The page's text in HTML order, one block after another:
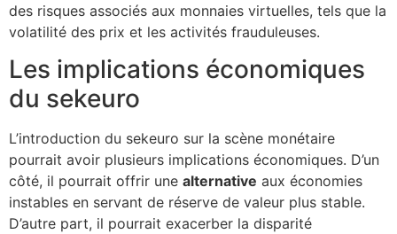
des risques associés aux monnaies virtuelles, tels que la
volatilité des prix et les activités frauduleuses.
Les implications économiques
du sekeuro
L’introduction du sekeuro sur la scène monétaire
pourrait avoir plusieurs implications économiques. D’un
côté, il pourrait offrir une alternative aux économies
instables en servant de réserve de valeur plus stable.
D’autre part, il pourrait exacerber la disparité